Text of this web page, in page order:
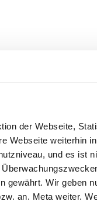
der Webseite,
Webseite weiterhin
und es ist
gewährt. Wir geben
an. Meta weiter.